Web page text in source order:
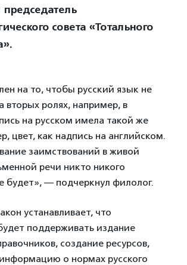
совета «Тотального
на то, чтобы русский язык не
вторых ролях, например, в
на русском имела такой же
цвет, как надпись на английском.
заимствований в живой
речи никто никого
будет», — подчеркнул филолог.
устанавливает, что
поддерживать издание
создание ресурсов,
о нормах русского